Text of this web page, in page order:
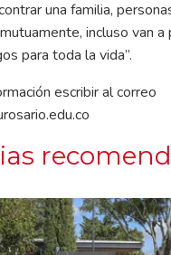
una familia,
incluso van
para toda la vida”.
escribir al correo